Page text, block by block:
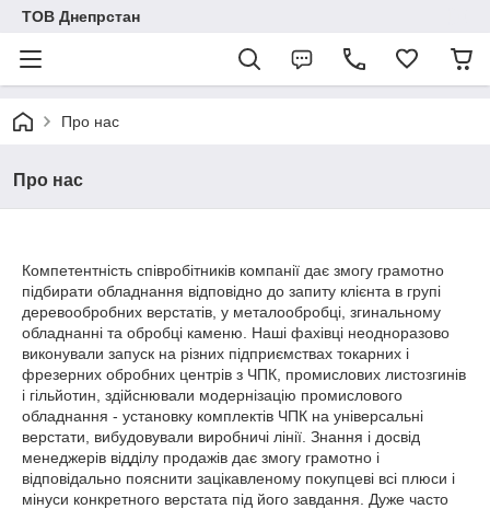
ТОВ Днепрстан
Про нас
Про нас
Компетентність співробітників компанії дає змогу грамотно
підбирати обладнання відповідно до запиту клієнта в групі
деревообробних верстатів, у металообробці, згинальному
обладнанні та обробці каменю. Наші фахівці неодноразово
виконували запуск на різних підприємствах токарних і
фрезерних обробних центрів з ЧПК, промислових листозгинів
і гільйотин, здійснювали модернізацію промислового
обладнання - установку комплектів ЧПК на універсальні
верстати, вибудовували виробничі лінії. Знання і досвід
менеджерів відділу продажів дає змогу грамотно і
відповідально пояснити зацікавленому покупцеві всі плюси і
мінуси конкретного верстата під його завдання. Дуже часто